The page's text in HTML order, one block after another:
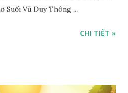
Suối Vũ Duy Thông ...
CHI TIẾT »